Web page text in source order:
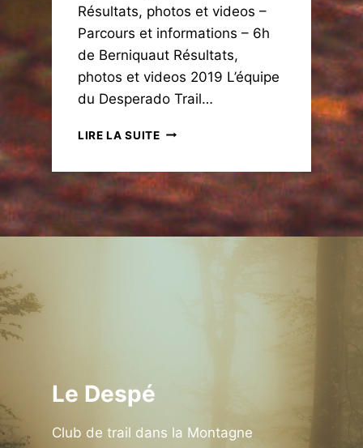
Résultats, photos et videos –
Parcours et informations – 6h
de Berniquaut Résultats,
photos et videos 2019 L’équipe
du Desperado Trail…
LIRE LA SUITED
E
Le Despé
Club de trail dans la Montagne